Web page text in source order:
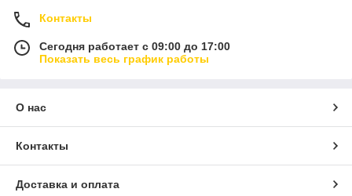
Контакты
Сегодня работает с 09:00 до 17:00
Показать весь график работы
О нас
Контакты
Доставка и оплата